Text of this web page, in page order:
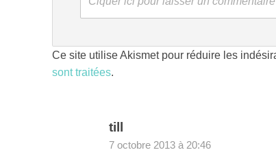
Ce site utilise Akismet pour réduire les
sont traitées.
till
7 octobre 2013 à 20:46